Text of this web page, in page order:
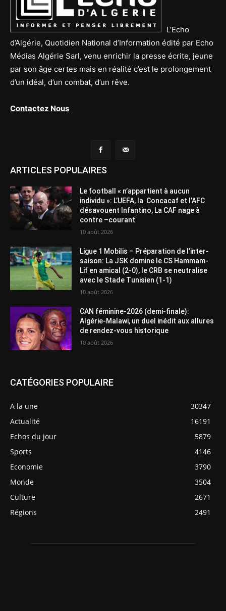
L’Echo
d’Algérie, Quotidien National d’Information édité par Echo
Médias Algérie Sarl, venu enrichir la presse écrite, jeune
par son âge certes mais en réalité c’est le prolongement
d’un idéal, d’un combat, d’un rêve.
Contactez Nous
ARTICLES POPULAIRES
Le football « n’appartient à aucun
individu »: L’UEFA, la Concacaf et l’AFC
désavouent Infantino, La CAF nage à
contre –courant
10 août 2026
Ligue 1 Mobilis – Préparation de l’inter-
saison: La JSK domine le CS Hammam-
Lif en amical (2-0), le CRB se neutralise
avec le Stade Tunisien (1-1)
10 août 2026
CAN féminine-2026 (demi-finale):
Algérie-Malawi, un duel inédit aux allures
de rendez-vous historique
10 août 2026
CATÉGORIES POPULAIRE
A la une
30347
Actualité
16191
Echos du jour
5879
Sports
4146
Economie
3790
Monde
3504
Culture
2671
Régions
2491